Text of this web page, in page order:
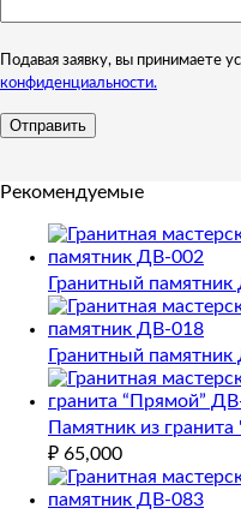
Подавая заявку, вы принимаете
конфиденциальности.
Рекомендуемые
Гранитный
Гранитный
Памятник из
₽ 65,000